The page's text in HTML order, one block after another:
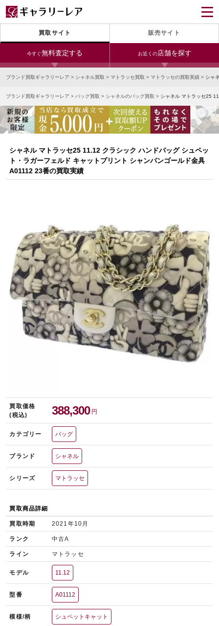
買取サイト 販売サイト
今すぐ無料査定する お近くの店舗を探す
24時間受付（対応時間10:00～19:00）
宅配買取を申し込む
無料の宅配キットをお届けします
今すぐ電話査定
受付時間 10:00～19:00
銀座本店 青山表参道店 新宿東口店
小田急新宿店 LAB東京 名古屋大須店
なんば店 神戸元町(三宮)店 LAB大阪
宅配買取を申し込む
無料の宅配キットをお届けします
ブランド買取ギャラリーレア > シャネル買取 > マトラッセ買取 > マトラッセの買取実績 > シャ
ブランド買取ギャラリーレア > バッグ買取 > シャネルのバッグ買取 > シャネル マトラッセ25
シャネル マトラッセ25 11.12 クラシック ハンドバッグ シュペッ
ト・ラガーフェルド キャットプリント シャンパンゴールド金具
A01112 23番の買取実績
買取価格
(税込)
388,300 円
カテゴリー バッグ
ブランド シャネル
シリーズ マトラッセ
買取商品詳細
買取時期 2021年10月
ランク 中古A
ライン マトラッセ
モデル 11.12
型番 A01112
模様/柄 シュペットキャット